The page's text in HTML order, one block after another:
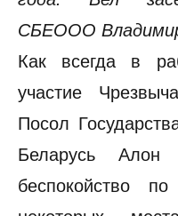
СБЕООО
Как всегда в
участие
Посол
Беларусь
беспокойство